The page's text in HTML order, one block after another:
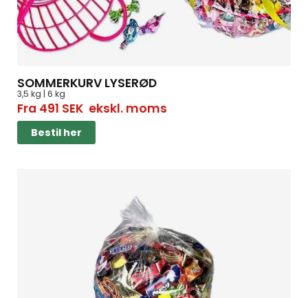
SOMMERKURV LYSERØD
3,5 kg | 6 kg
Fra 491 SEKekskl. moms
Bestil her